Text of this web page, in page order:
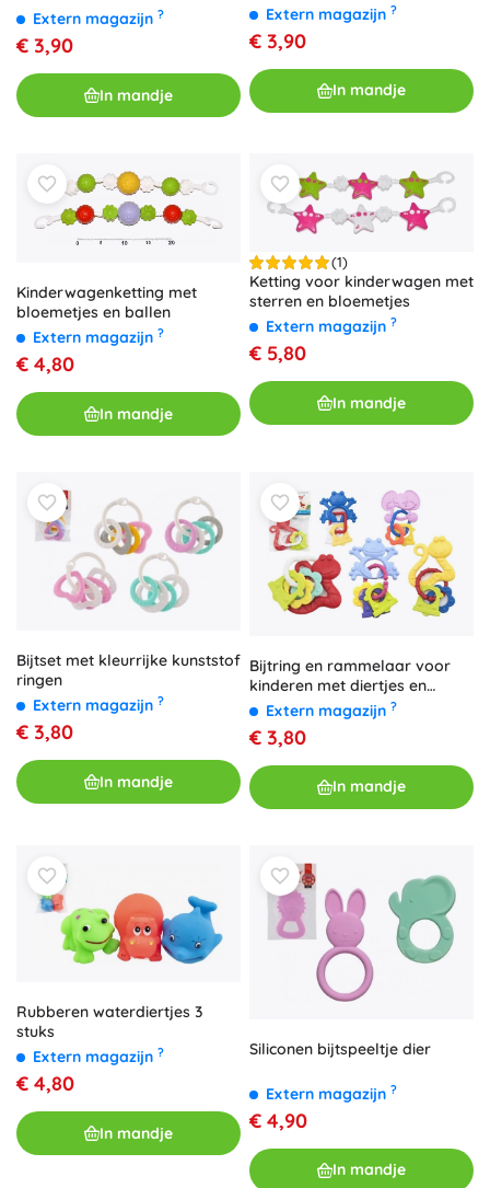
Extern magazijn ?
€ 3,90
In mandje
Extern magazijn ?
€ 3,90
In mandje
Kinderwagenketting met
bloemetjes en ballen
Extern magazijn ?
€ 4,80
In mandje
(1)
Ketting voor kinderwagen met
sterren en bloemetjes
Extern magazijn ?
€ 5,80
In mandje
Bijtset met kleurrijke kunststof
ringen
Extern magazijn ?
€ 3,80
In mandje
Bijtring en rammelaar voor
kinderen met diertjes en
hangertjes
Extern magazijn ?
€ 3,80
In mandje
Rubberen waterdiertjes 3
stuks
Extern magazijn ?
€ 4,80
In mandje
Siliconen bijtspeeltje dier
Extern magazijn ?
€ 4,90
In mandje